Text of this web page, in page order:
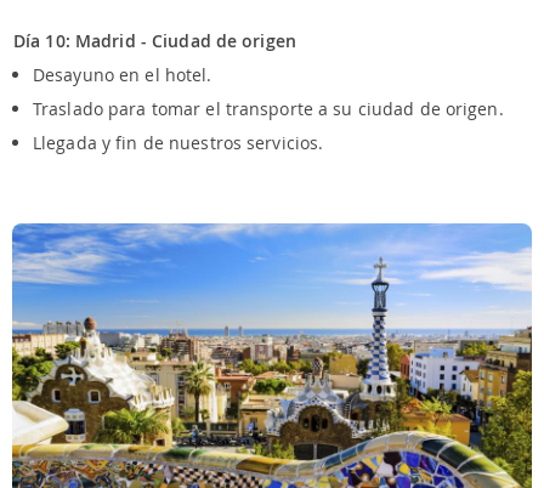
Día 10: Madrid - Ciudad de origen
Desayuno en el hotel.
Traslado para tomar el transporte a su ciudad de origen.
Llegada y fin de nuestros servicios.